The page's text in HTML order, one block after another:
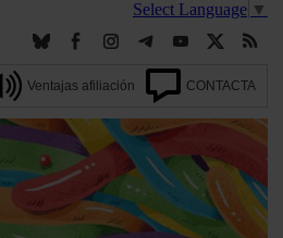
Select Language ▼
Ventajas afiliación CONTACTA